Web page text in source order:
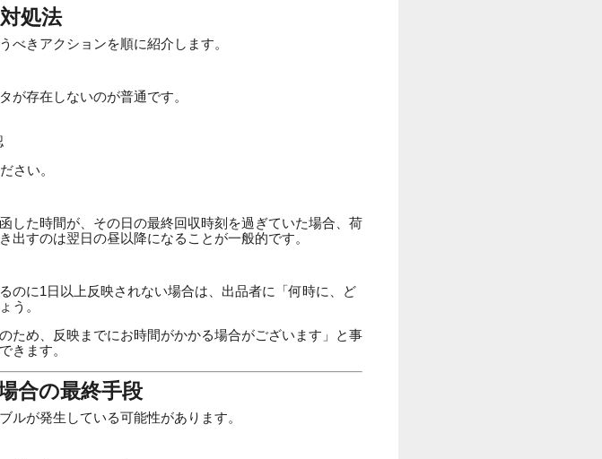
処法
べきアクションを順に紹介します。
が存在しないのが普通です。
さい。
した時間が、その日の最終回収時刻を過ぎていた場合、荷
すのは翌日の昼以降になることが一般的です。
のに1日以上反映されない場合は、出品者に「何時に、ど
う。
ため、反映までにお時間がかかる場合がございます」と事
きます。
合の最終手段
ルが発生している可能性があります。